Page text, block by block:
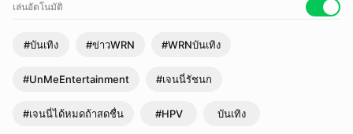
เล่นอัตโนมัติ
#บันเทิง #ข่าวWRN #WRNบันเทิง
#UnMeEntertainment #เจนนี่รัชนก
#เจนนี่ได้หมดถ้าสดชื่น #HPV บันเทิง